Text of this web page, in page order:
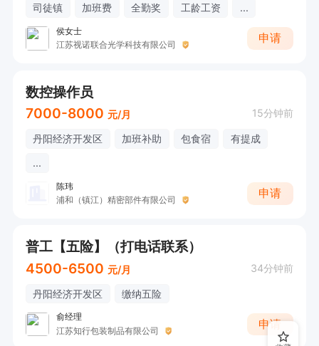
司徒镇 加班费 全勤奖 工龄工资 ...
侯女士
江苏视诺联合光学科技有限公司
申请
数控操作员
7000-8000 元/月 15分钟前
丹阳经济开发区 加班补助 包食宿
有提成
...
陈玮
浦和（镇江）精密部件有限公司
申请
普工【五险】（打电话联系）
4500-6500 元/月 34分钟前
丹阳经济开发区 缴纳五险
俞经理
江苏知行包装制品有限公司
申请